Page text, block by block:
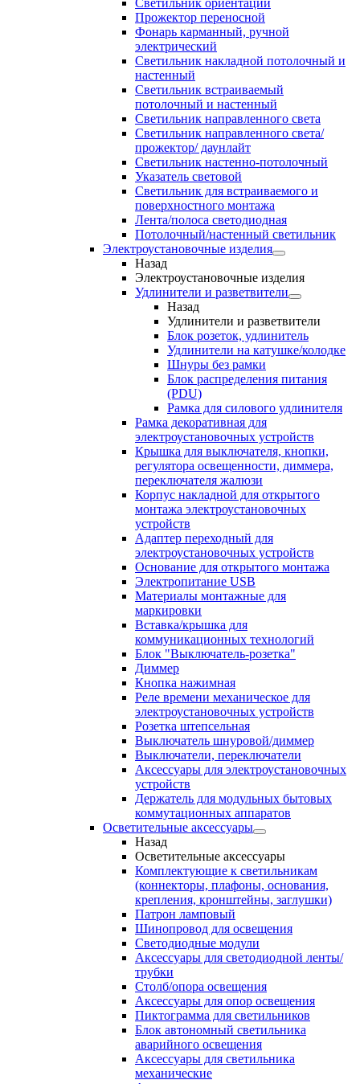
Светильник ориентации
Прожектор переносной
Фонарь карманный, ручной
электрический
Светильник накладной потолочный и
настенный
Светильник встраиваемый
потолочный и настенный
Светильник направленного света
Светильник направленного света/
прожектор/ даунлайт
Светильник настенно-потолочный
Указатель световой
Светильник для встраиваемого и
поверхностного монтажа
Лента/полоса светодиодная
Потолочный/настенный светильник
Электроустановочные изделия
Назад
Электроустановочные изделия
Удлинители и разветвители
Назад
Удлинители и разветвители
Блок розеток, удлинитель
Удлинители на катушке/колодке
Шнуры без рамки
Блок распределения питания
(PDU)
Рамка для силового удлинителя
Рамка декоративная для
электроустановочных устройств
Крышка для выключателя, кнопки,
регулятора освещенности, диммера,
переключателя жалюзи
Корпус накладной для открытого
монтажа электроустановочных
устройств
Адаптер переходный для
электроустановочных устройств
Основание для открытого монтажа
Электропитание USB
Материалы монтажные для
маркировки
Вставка/крышка для
коммуникационных технологий
Блок "Выключатель-розетка"
Диммер
Кнопка нажимная
Реле времени механическое для
электроустановочных устройств
Розетка штепсельная
Выключатель шнуровой/диммер
Выключатели, переключатели
Аксессуары для электроустановочных
устройств
Держатель для модульных бытовых
коммутационных аппаратов
Осветительные аксессуары
Назад
Осветительные аксессуары
Комплектующие к светильникам
(коннекторы, плафоны, основания,
крепления, кронштейны, заглушки)
Патрон ламповый
Шинопровод для освещения
Светодиодные модули
Аксессуары для светодиодной ленты/
трубки
Столб/опора освещения
Аксессуары для опор освещения
Пиктограмма для светильников
Блок автономный светильника
аварийного освещения
Аксессуары для светильника
механические